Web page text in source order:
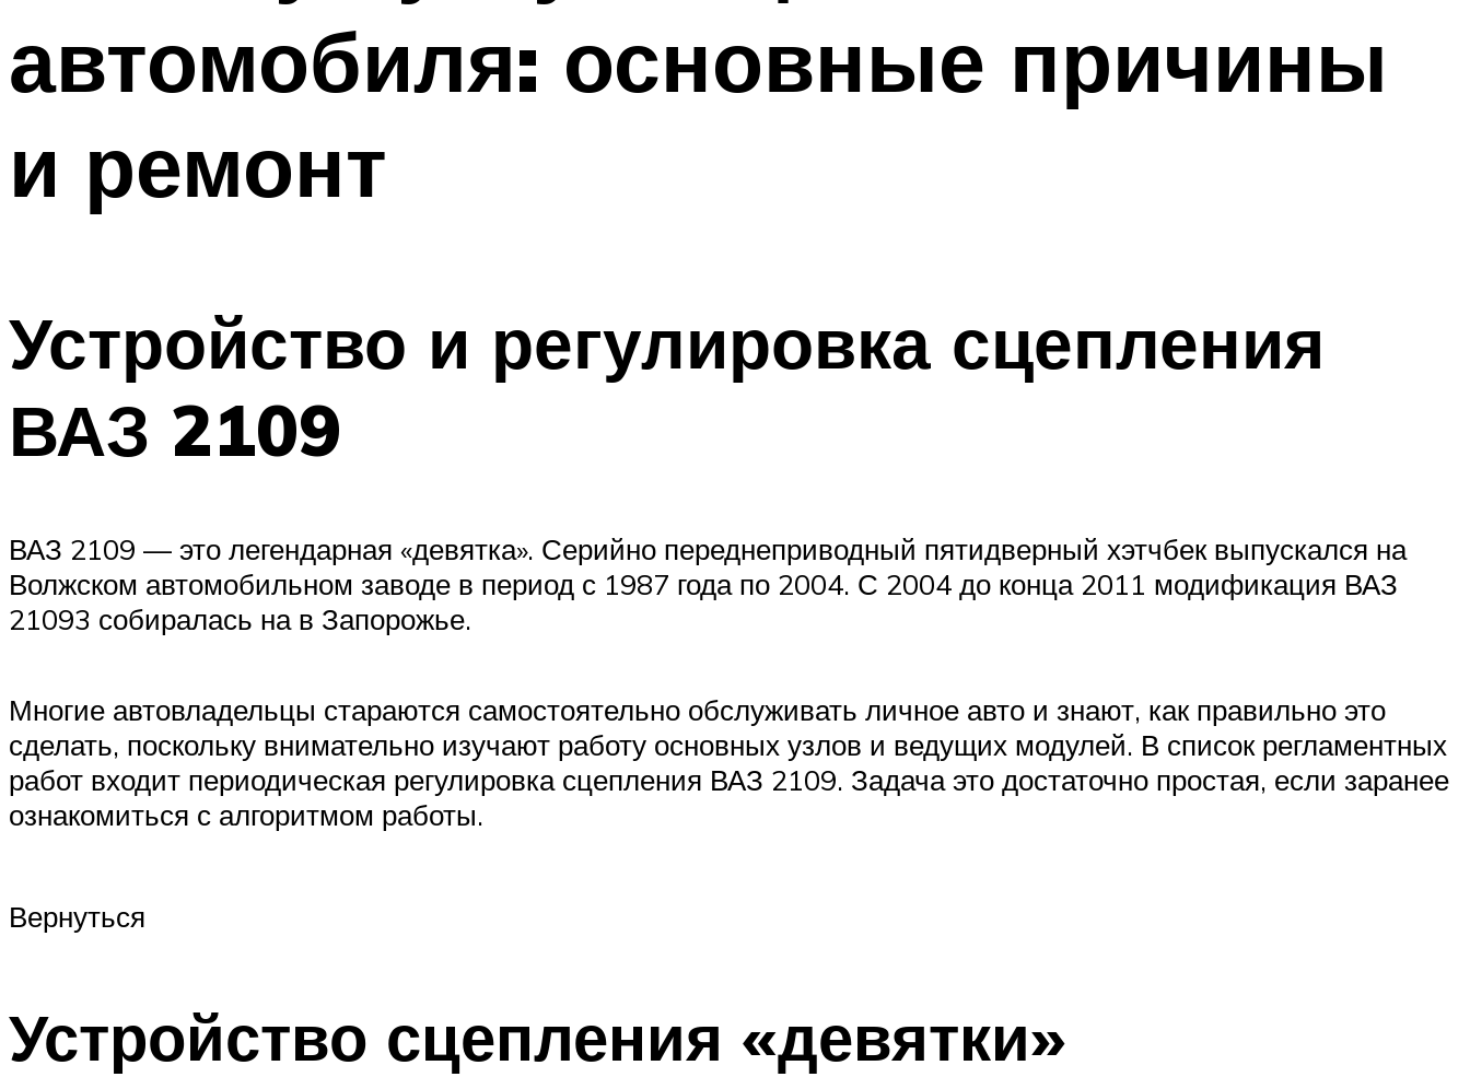
автомобиля: основные причины
и ремонт
Устройство и регулировка сцепления
ВАЗ 2109
ВАЗ 2109 — это легендарная «девятка». Серийно переднеприводный пятидверный хэтчбек выпускался на
Волжском автомобильном заводе в период с 1987 года по 2004. С 2004 до конца 2011 модификация ВАЗ
21093 собиралась на в Запорожье.
Многие автовладельцы стараются самостоятельно обслуживать личное авто и знают, как правильно это
сделать, поскольку внимательно изучают работу основных узлов и ведущих модулей. В список регламентных
работ входит периодическая регулировка сцепления ВАЗ 2109. Задача это достаточно простая, если заранее
ознакомиться с алгоритмом работы.
Вернуться
Устройство сцепления «девятки»